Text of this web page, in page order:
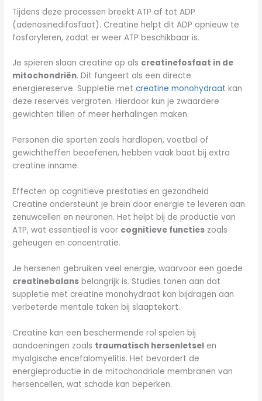
Tijdens deze processen breekt ATP af tot ADP
(adenosinedifosfaat). Creatine helpt dit ADP opnieuw te
fosforyleren, zodat er weer ATP beschikbaar is.
Je spieren slaan creatine op als creatinefosfaat in de
mitochondriën. Dit fungeert als een directe
energiereserve. Suppletie metcreatine monohydraat kan
deze reserves vergroten. Hierdoor kun je zwaardere
gewichten tillen of meer herhalingen maken.
Personen die sporten zoals hardlopen, voetbal of
gewichtheffen beoefenen, hebben vaak baat bij extra
creatine inname.
Effecten op cognitieve prestaties en gezondheid
Creatine ondersteunt je brein door energie te leveren aan
zenuwcellen en neuronen. Het helpt bij de productie van
ATP, wat essentieel is voor cognitieve functies zoals
geheugen en concentratie.
Je hersenen gebruiken veel energie, waarvoor een goede
creatinebalans belangrijk is. Studies tonen aan dat
suppletie met creatine monohydraat kan bijdragen aan
verbeterde mentale taken bij slaaptekort.
Creatine kan een beschermende rol spelen bij
aandoeningen zoals traumatisch hersenletsel en
myalgische encefalomyelitis. Het bevordert de
energieproductie in de mitochondriale membranen van
hersencellen, wat schade kan beperken.